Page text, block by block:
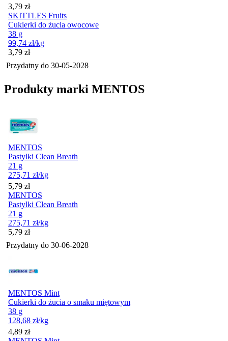
Cena
3,79 zł
SKITTLES Fruits
Cukierki do żucia owocowe
38 g
99,74 zł/kg
Cena
3,79 zł
Przydatny do 30-05-2028
Produkty marki MENTOS
MENTOS
Pastylki Clean Breath
21 g
275,71 zł/kg
Cena
5,79 zł
MENTOS
Pastylki Clean Breath
21 g
275,71 zł/kg
Cena
5,79 zł
Przydatny do 30-06-2028
MENTOS Mint
Cukierki do żucia o smaku miętowym
38 g
128,68 zł/kg
Cena
4,89 zł